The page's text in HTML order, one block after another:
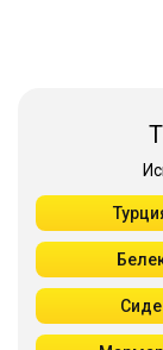
Сиде